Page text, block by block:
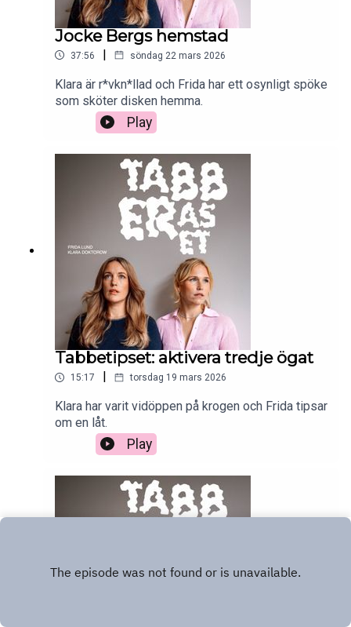
Jocke Bergs hemstad
37:56 | söndag 22 mars 2026
Klara är r*vkn*llad och Frida har ett osynligt spöke
som sköter disken hemma.
Play
Tabbetipset: aktivera tredje ögat
15:17 | torsdag 19 mars 2026
Klara har varit vidöppen på krogen och Frida tipsar
om en låt.
Play